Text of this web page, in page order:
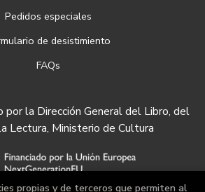
Pedidos especiales
de desistimiento
FAQs
por la Dirección General del Libro, del
Lectura, Ministerio de Cultura
propias y de terceros que permiten al